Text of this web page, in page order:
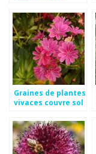
Graines de plantes
vivaces couvre sol